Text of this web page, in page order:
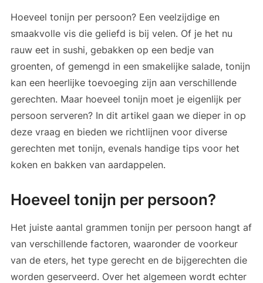
Hoeveel tonijn per persoon? Een veelzijdige en
smaakvolle vis die geliefd is bij velen. Of je het nu
rauw eet in sushi, gebakken op een bedje van
groenten, of gemengd in een smakelijke salade, tonijn
kan een heerlijke toevoeging zijn aan verschillende
gerechten. Maar hoeveel tonijn moet je eigenlijk per
persoon serveren? In dit artikel gaan we dieper in op
deze vraag en bieden we richtlijnen voor diverse
gerechten met tonijn, evenals handige tips voor het
koken en bakken van aardappelen.
Hoeveel tonijn per persoon?
Het juiste aantal grammen tonijn per persoon hangt af
van verschillende factoren, waaronder de voorkeur
van de eters, het type gerecht en de bijgerechten die
worden geserveerd. Over het algemeen wordt echter